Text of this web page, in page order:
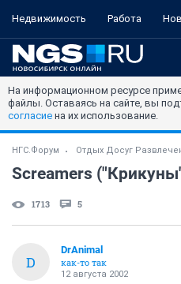
Недвижимость Работа
На информационном ресурсе
файлы. Оставаясь на сайте, вы
согласие на их использование.
НГС.Форум Отдых Досуг
Screamers
1713 5
D
DrAnimal
как-то так
12 августа 2002